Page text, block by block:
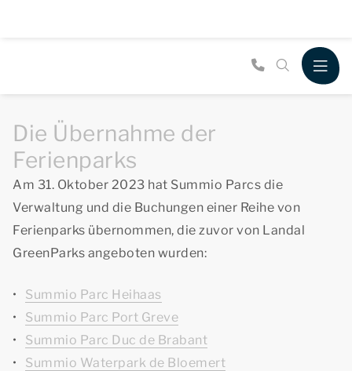
Die Übernahme der
Ferienparks
Am 31. Oktober 2023 hat Summio Parcs die
Verwaltung und die Buchungen einer Reihe von
Ferienparks übernommen, die zuvor von Landal
GreenParks angeboten wurden:
Summio Parc Heihaas
Summio Parc Port Greve
Summio Parc Duc de Brabant
Summio Waterpark de Bloemert